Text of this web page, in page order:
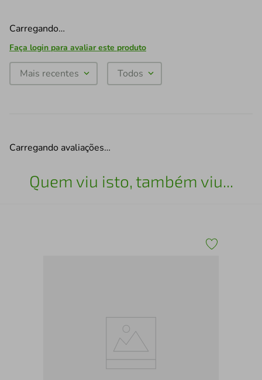
Carregando…
Faça login para avaliar este produto
Mais recentes Todos
Carregando avaliações…
Quem viu isto, também viu...